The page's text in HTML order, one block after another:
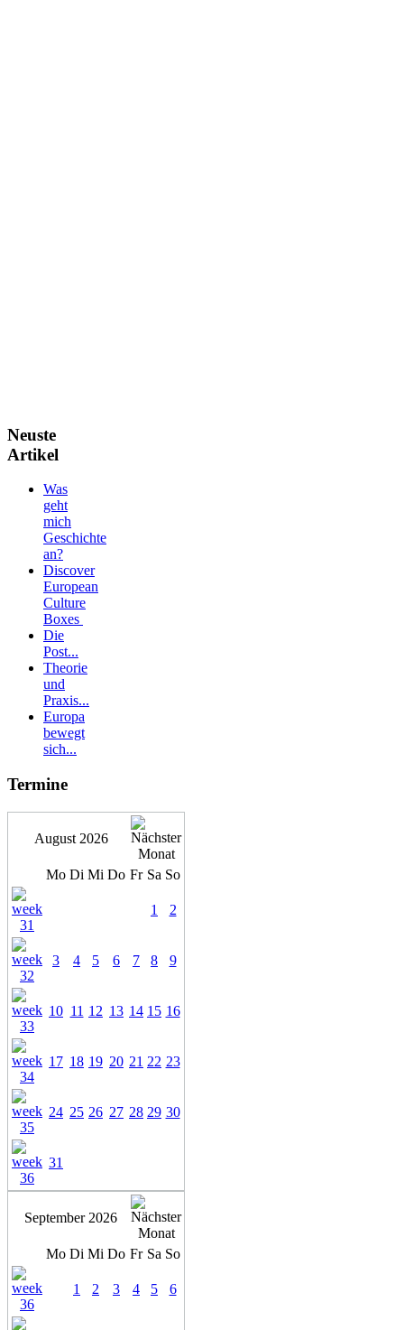
Neuste
Artikel
Was
geht
mich
Geschichte
an?
Discover
European
Culture
Boxes
Die
Post...
Theorie
und
Praxis...
Europa
bewegt
sich...
Termine
August 2026
Mo Di Mi Do Fr Sa So
1 2
3 4 5 6 7 8 9
10 11 12 13 14 15 16
17 18 19 20 21 22 23
24 25 26 27 28 29 30
31
September 2026
Mo Di Mi Do Fr Sa So
1 2 3 4 5 6